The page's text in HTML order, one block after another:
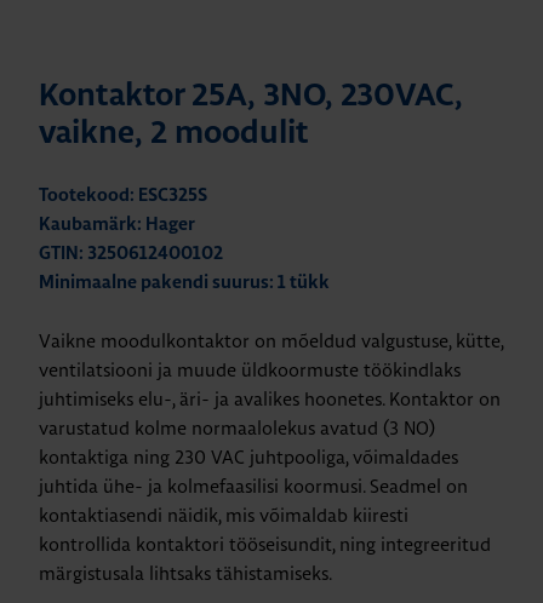
Kontaktor 25A, 3NO, 230VAC,
vaikne, 2 moodulit
Tootekood: ESC325S
Kaubamärk: Hager
GTIN: 3250612400102
Minimaalne pakendi suurus: 1 tükk
Vaikne moodulkontaktor on mõeldud valgustuse, kütte,
ventilatsiooni ja muude üldkoormuste töökindlaks
juhtimiseks elu-, äri- ja avalikes hoonetes. Kontaktor on
varustatud kolme normaalolekus avatud (3 NO)
kontaktiga ning 230 VAC juhtpooliga, võimaldades
juhtida ühe- ja kolmefaasilisi koormusi. Seadmel on
kontaktiasendi näidik, mis võimaldab kiiresti
kontrollida kontaktori tööseisundit, ning integreeritud
märgistusala lihtsaks tähistamiseks.